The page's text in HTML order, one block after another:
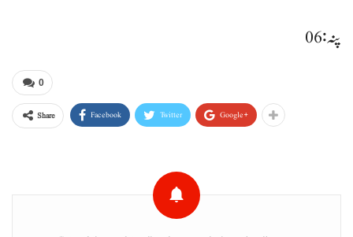
پنہ : 06
0
Share Facebook Twitter Google+